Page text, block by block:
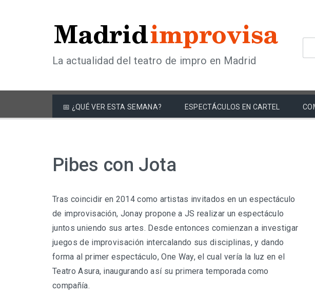
La actualidad del teatro de impro en Madrid
📅 ¿QUÉ VER ESTA SEMANA? ESPECTÁCULOS EN CARTEL
Pibes con Jota
Tras coincidir en 2014 como artistas invitados en un espectáculo
de improvisación, Jonay propone a JS realizar un espectáculo
juntos uniendo sus artes. Desde entonces comienzan a investigar
juegos de improvisación intercalando sus disciplinas, y dando
forma al primer espectáculo, One Way, el cual vería la luz en el
Teatro Asura, inaugurando así su primera temporada como
compañía.